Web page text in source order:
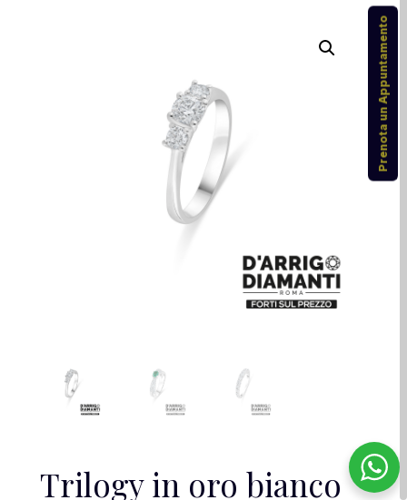
Trilogy in oro bianco
Prenota un Appuntamento